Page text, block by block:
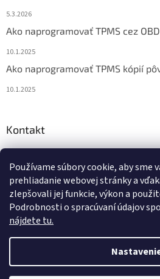
Používame súbory cookie, aby sme
prehliadanie webovej stránky a
zlepšovali jej funkcie, výkon a
Podrobnosti o spracúvaní údajov
nájdete tu.
5.3.2026
Ako naprogramovať TPMS cez
10.1.2025
Ako naprogramovať TPMS kópií
10.1.2025
Kontakt
+421 915 478 199